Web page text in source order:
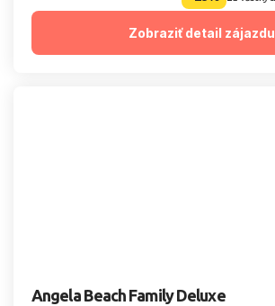
Zobraziť detail zájazdu
Angela Beach Family Deluxe